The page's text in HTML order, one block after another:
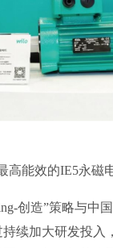
高能效的IE5永磁
创造”策略与中
续加大研发投入